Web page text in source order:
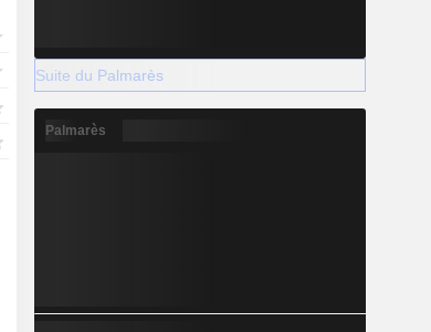
Suite du Palmarès
Palmarès